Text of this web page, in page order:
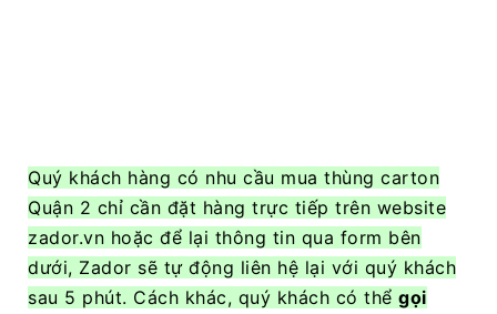
Quý khách hàng có nhu cầu mua thùng carton
Quận 2 chỉ cần đặt hàng trực tiếp trên website
zador.vn hoặc để lại thông tin qua form bên
dưới, Zador sẽ tự động liên hệ lại với quý khách
sau 5 phút. Cách khác, quý khách có thể gọi